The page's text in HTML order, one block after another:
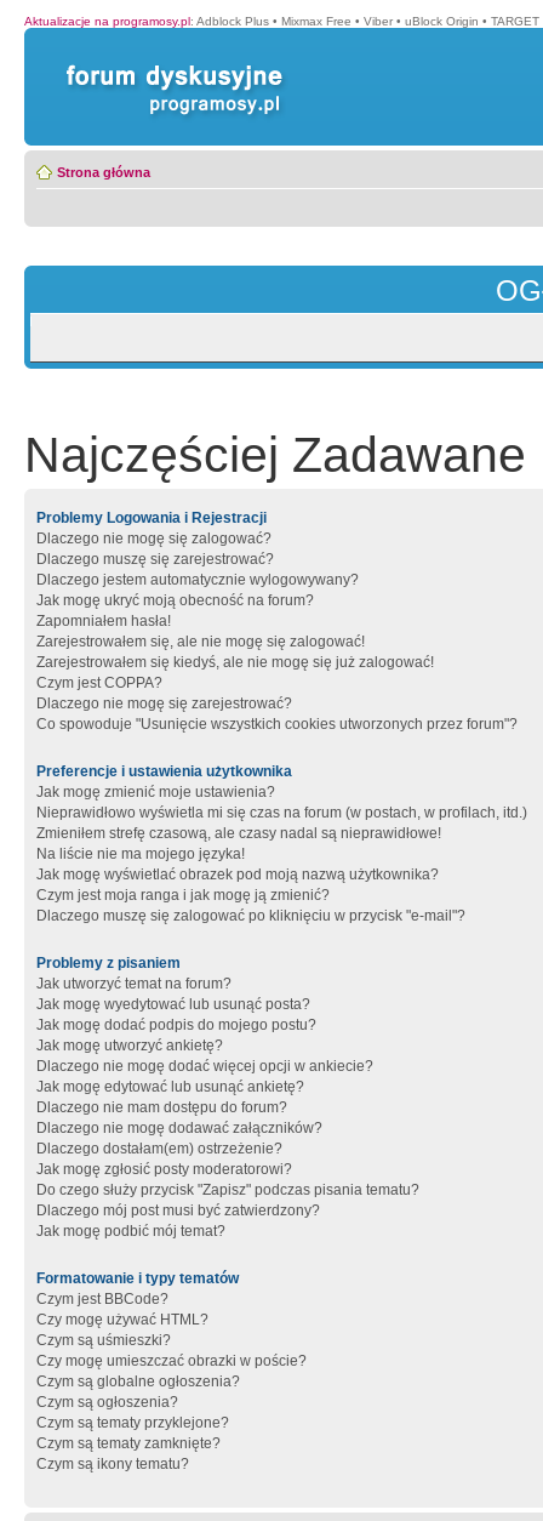
Aktualizacje na programosy.pl: Adblock Plus • Mixmax Free • Viber • uBlock Origin •
Strona główna
Najczęściej Zadawane
Problemy Logowania i Rejestracji
Dlaczego nie mogę się zalogować?
Dlaczego muszę się zarejestrować?
Dlaczego jestem automatycznie wylogowywany?
Jak mogę ukryć moją obecność na forum?
Zapomniałem hasła!
Zarejestrowałem się, ale nie mogę się zalogować!
Zarejestrowałem się kiedyś, ale nie mogę się już zalogować!
Czym jest COPPA?
Dlaczego nie mogę się zarejestrować?
Co spowoduje "Usunięcie wszystkich cookies utworzonych przez forum"?
Preferencje i ustawienia użytkownika
Jak mogę zmienić moje ustawienia?
Nieprawidłowo wyświetla mi się czas na forum (w postach, w profilach, itd.)
Zmieniłem strefę czasową, ale czasy nadal są nieprawidłowe!
Na liście nie ma mojego języka!
Jak mogę wyświetlać obrazek pod moją nazwą użytkownika?
Czym jest moja ranga i jak mogę ją zmienić?
Dlaczego muszę się zalogować po kliknięciu w przycisk "e-mail"?
Problemy z pisaniem
Jak utworzyć temat na forum?
Jak mogę wyedytować lub usunąć posta?
Jak mogę dodać podpis do mojego postu?
Jak mogę utworzyć ankietę?
Dlaczego nie mogę dodać więcej opcji w ankiecie?
Jak mogę edytować lub usunąć ankietę?
Dlaczego nie mam dostępu do forum?
Dlaczego nie mogę dodawać załączników?
Dlaczego dostałam(em) ostrzeżenie?
Jak mogę zgłosić posty moderatorowi?
Do czego służy przycisk "Zapisz" podczas pisania tematu?
Dlaczego mój post musi być zatwierdzony?
Jak mogę podbić mój temat?
Formatowanie i typy tematów
Czym jest BBCode?
Czy mogę używać HTML?
Czym są uśmieszki?
Czy mogę umieszczać obrazki w poście?
Czym są globalne ogłoszenia?
Czym są ogłoszenia?
Czym są tematy przyklejone?
Czym są tematy zamknięte?
Czym są ikony tematu?